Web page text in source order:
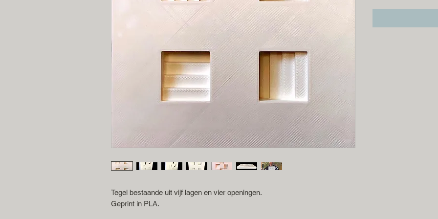
Tegel bestaande uit vijf lagen en vier openingen.
Geprint in PLA.